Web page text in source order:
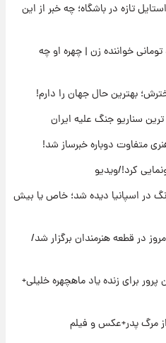
لوناپارک شیراز؛ آخرین وضعیت
پس از حادثه
فیلم
محمدحسین میثاقی با موی
تازه در باشگاه؛ چه خبر از این
۴۰ میلیارد تومانی خواننده زن | چهره او چه
بهترین حال جهان را دارم!
سناریو جنگ علیه ایران
دوباره خبرساز شد!
کرد!/ویدیو
در اسپانیا دیده شد؛ خاص یا بیش
در قطعه هنرمندان برگزار شد/
برای زنده یاد ماهچهره خلیلی+
پدر+عکس و فیلم